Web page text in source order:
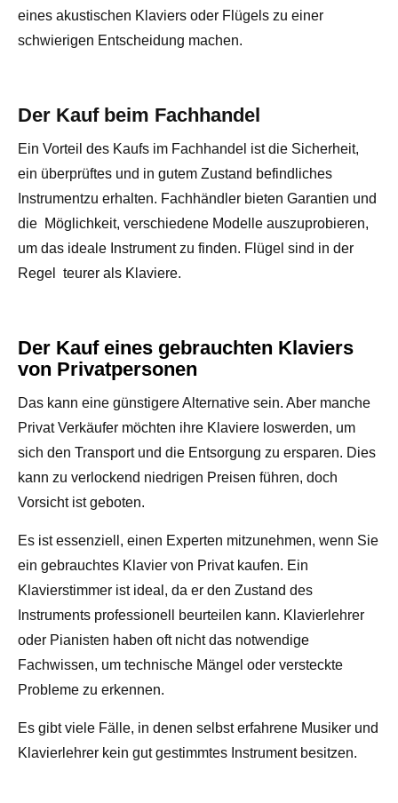
eines akustischen Klaviers oder Flügels zu einer
schwierigen Entscheidung machen.
Der Kauf beim Fachhandel
Ein Vorteil des Kaufs im Fachhandel ist die Sicherheit,
ein überprüftes und in gutem Zustand befindliches
Instrumentzu erhalten. Fachhändler bieten Garantien und
die Möglichkeit, verschiedene Modelle auszuprobieren,
um das ideale Instrument zu finden. Flügel sind in der
Regel teurer als Klaviere.
Der Kauf eines gebrauchten Klaviers
von Privatpersonen
Das kann eine günstigere Alternative sein. Aber manche
Privat Verkäufer möchten ihre Klaviere loswerden, um
sich den Transport und die Entsorgung zu ersparen. Dies
kann zu verlockend niedrigen Preisen führen, doch
Vorsicht ist geboten.
Es ist essenziell, einen Experten mitzunehmen, wenn Sie
ein gebrauchtes Klavier von Privat kaufen. Ein
Klavierstimmer ist ideal, da er den Zustand des
Instruments professionell beurteilen kann. Klavierlehrer
oder Pianisten haben oft nicht das notwendige
Fachwissen, um technische Mängel oder versteckte
Probleme zu erkennen.
Es gibt viele Fälle, in denen selbst erfahrene Musiker und
Klavierlehrer kein gut gestimmtes Instrument besitzen.